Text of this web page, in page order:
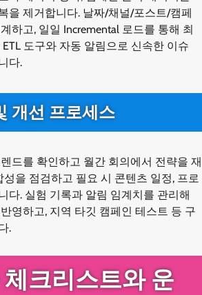
을 제거합니다. 날짜/채널/포스트/캠페
하고, 일일 Incremental 로드를 통해 최
도구와 자동 알림으로 신속한 이슈
다.
개선 프로세스
드를 확인하고 월간 회의에서 전략을 재
성을 점검하고 필요 시 콘텐츠 일정, 프로
다. 실험 기록과 알림 임계치를 관리해
영하고, 지역 타깃 캠페인 테스트 등 구
.
크리스트와 운